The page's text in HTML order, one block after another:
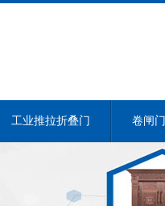
工业推拉折叠门 卷闸门